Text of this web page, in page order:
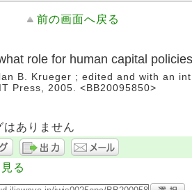
前の画面へ戻る
role for human capital
B. Krueger ; edited and with an
Press, 2005. <BB20095850>
ありません
る